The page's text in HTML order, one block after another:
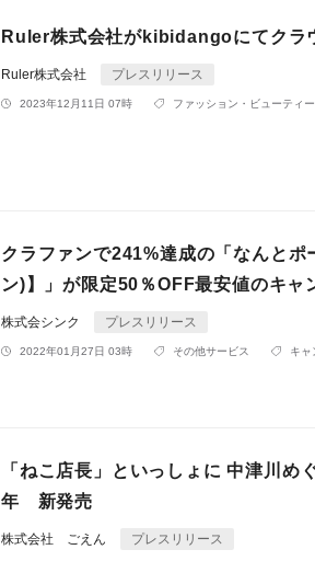
Ruler株式会社がkibidangoにてクラ
Ruler株式会社 プレスリリース
2023年12月11日 07時 ファッション・ビューティー
クラファンで241%達成の「なんと
ン)】」が限定50％OFF最安値のキ
株式会シンク プレスリリース
2022年01月27日 03時 その他サービス キャ
「ねこ店長」といっしょに 中津川
年 新発売
株式会社 ごえん プレスリリース